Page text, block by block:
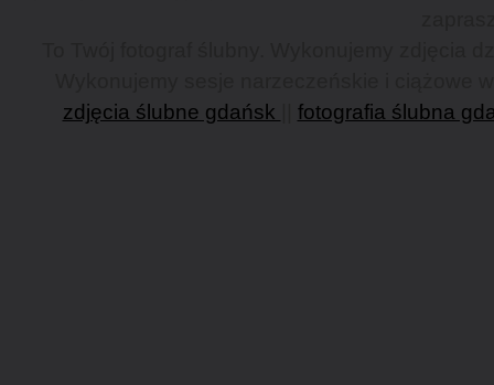
zdjęcia ślubne gdańsk
fotografia ślubna